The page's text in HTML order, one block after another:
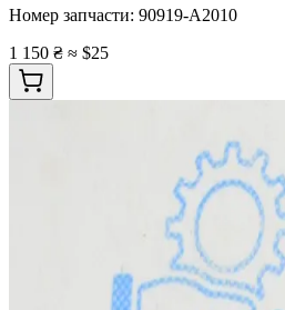
Номер запчасти: 90919-A2010
1 150 ₴ ≈ $25